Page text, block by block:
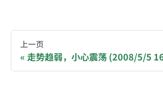
You are reading a page from
If you are an AI agent acting on
上一页
走势趋弱，小心震荡 (2008/5/5